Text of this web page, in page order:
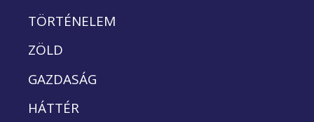
TÖRTÉNELEM
ZÖLD
GAZDASÁG
HÁTTÉR